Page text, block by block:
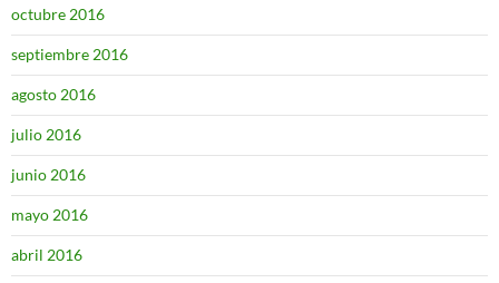
octubre 2016
septiembre 2016
agosto 2016
julio 2016
junio 2016
mayo 2016
abril 2016